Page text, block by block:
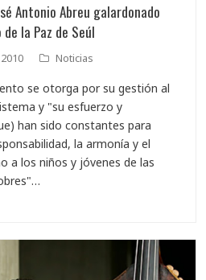
Antonio Abreu galardonado
la Paz de Seúl
Noticias
se otorga por su gestión al
y "su esfuerzo y
han sido constantes para
la armonía y el
a los niños y jóvenes de las